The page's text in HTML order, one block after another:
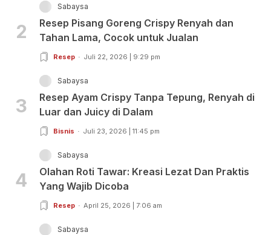
2
Sabaysa
Resep Pisang Goreng Crispy Renyah dan
Tahan Lama, Cocok untuk Jualan
Resep Juli 22, 2026 | 9:29 pm
3
Sabaysa
Resep Ayam Crispy Tanpa Tepung, Renyah di
Luar dan Juicy di Dalam
Bisnis Juli 23, 2026 | 11:45 pm
4
Sabaysa
Olahan Roti Tawar: Kreasi Lezat Dan Praktis
Yang Wajib Dicoba
Resep April 25, 2026 | 7:06 am
Sabaysa